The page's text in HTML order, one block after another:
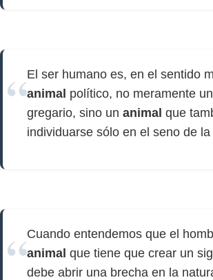
El ser humano es, en el sentido
animal político, no meramente un
gregario, sino un animal que
individuarse sólo en el seno de
Cuando entendemos que el
animal que tiene que crear un
debe abrir una brecha en la